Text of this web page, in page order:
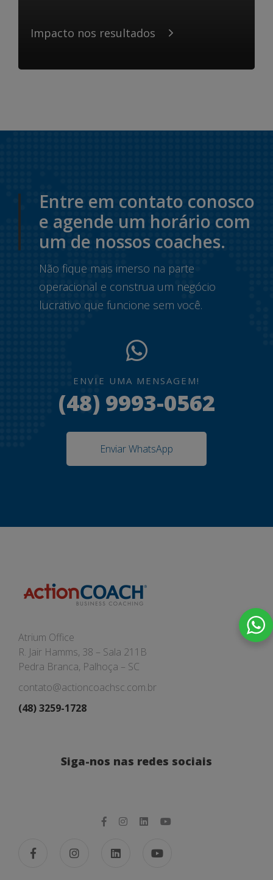
Impacto nos resultados
Entre em contato conosco
e agende um horário com
um de nossos coaches.
Não fique mais imerso na parte
operacional e construa um negócio
lucrativo que funcione sem você.
ENVIE UMA MENSAGEM!
(48) 9993-0562
Enviar WhatsApp
Atrium Office
R. Jair Hamms, 38 – Sala 211B
Pedra Branca, Palhoça – SC
contato@actioncoachsc.com.br
(48) 3259-1728
Siga-nos nas redes sociais